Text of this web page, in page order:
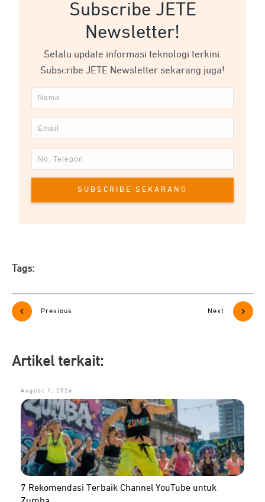
Subscribe JETE
Newsletter!
Selalu update informasi teknologi terkini.
Subscribe JETE Newsletter sekarang juga!
SUBSCRIBE SEKARANG
Tags:
Previous Next
Artikel terkait:
August 1, 2026
7 Rekomendasi Terbaik Channel YouTube untuk